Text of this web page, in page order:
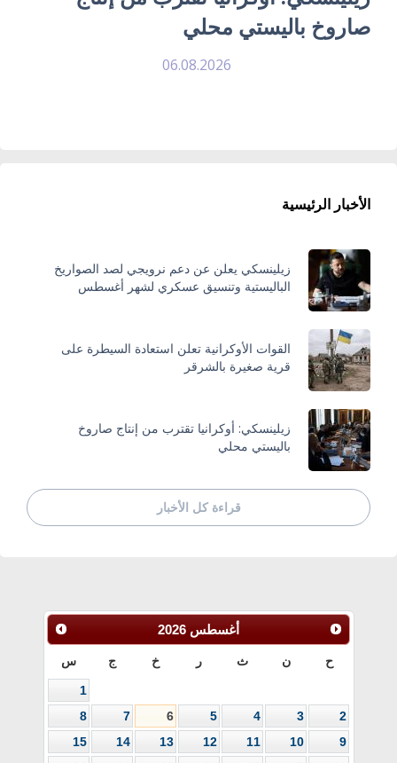
صاروخ باليستي محلي
06.08.2026
الأخبار الرئيسية
زيلينسكي يعلن عن دعم نرويجي لصد الصواريخ
الباليستية وتنسيق عسكري لشهر أغسطس
القوات الأوكرانية تعلن استعادة السيطرة على
قرية صغيرة بالشرقر
زيلينسكي: أوكرانيا تقترب من إنتاج صاروخ
باليستي محلي
قراءة كل الأخبار
أغسطس 2026
ح ن ث ر خ ج س
1
2
3
4
5
6
7
8
9
10
11
12
13
14
15